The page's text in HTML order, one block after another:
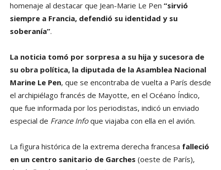
homenaje al destacar que Jean-Marie Le Pen “sirvió
siempre a Francia, defendió su identidad y su
soberanía”.
La noticia tomó por sorpresa a su hija y sucesora de
su obra política, la diputada de la Asamblea Nacional
Marine Le Pen, que se encontraba de vuelta a París desde
el archipiélago francés de Mayotte, en el Océano Índico,
que fue informada por los periodistas, indicó un enviado
especial de France Infoque viajaba con ella en el avión.
La figura histórica de la extrema derecha francesa falleció
en un centro sanitario de Garches (oeste de París),